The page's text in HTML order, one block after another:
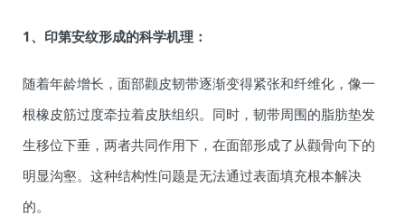
1、印第安纹形成的科学机理：
随着年龄增长，面部颧皮韧带逐渐变得紧张和纤维化，像一
根橡皮筋过度牵拉着皮肤组织。同时，韧带周围的脂肪垫发
生移位下垂，两者共同作用下，在面部形成了从颧骨向下的
明显沟壑。这种结构性问题是无法通过表面填充根本解决
的。